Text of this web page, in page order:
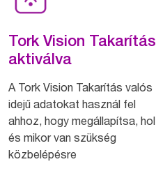
Tork Vision Takarítás
aktiválva
A Tork Vision Takarítás valós
idejű adatokat használ fel
ahhoz, hogy megállapítsa, hol
és mikor van szükség
közbelépésre